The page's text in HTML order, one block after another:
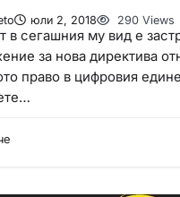
юли 2, 2018 290 Views
в сегашния му вид е
за нова директива
право в цифровия